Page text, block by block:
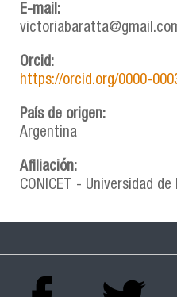
E-mail:
Orcid:
https://orcid.org/0000-
País de origen:
Argentina
Afiliación:
CONICET - Universidad de